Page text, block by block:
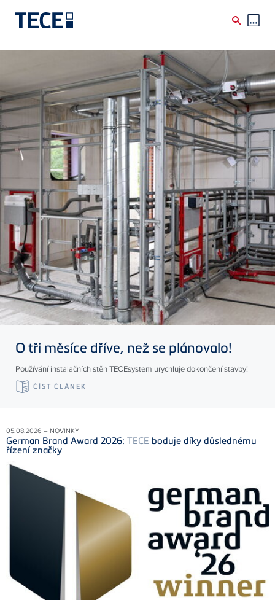
Skip to main content
O tři měsíce dříve, než se plánovalo!
Používání instalačních stěn TECEsystem urychluje dokončení stavby!
ČÍST ČLÁNEK
05.08.2026 – NOVINKY
German Brand Award 2026: TECE boduje díky důslednému
řízení značky